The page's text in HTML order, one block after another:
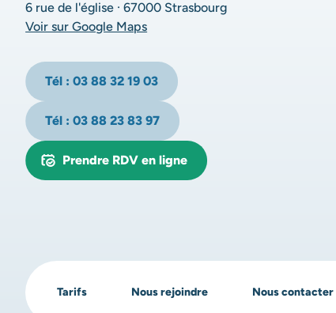
6 rue de l'église · 67000 Strasbourg
Voir sur Google Maps
Tél : 03 88 32 19 03
Tél : 03 88 23 83 97
Prendre RDV en ligne
Tarifs Nous rejoindre Nous contacter